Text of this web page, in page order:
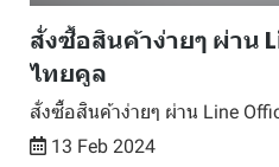
สั่งซื้อสินค้าง่ายๆ ผ่าน
ไทยคูล
สั่งซื้อสินค้าง่ายๆ ผ่าน Line
13 Feb 2024